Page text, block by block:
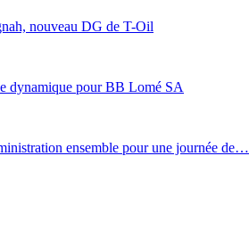
nouveau DG de T-Oil
dynamique pour BB Lomé SA
ensemble pour une journée de…